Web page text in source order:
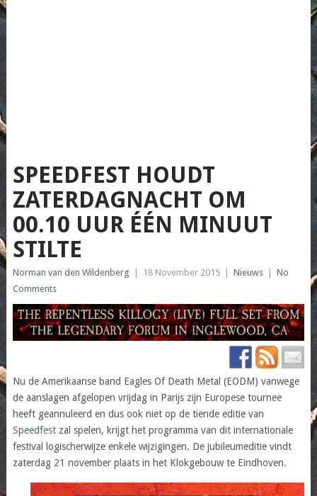
SPEEDFEST HOUDT
ZATERDAGNACHT OM
00.10 UUR ÉÉN MINUUT
STILTE
Norman van den Wildenberg 18 November 2015 Nieuws
No
Comments
Nu de Amerikaanse band Eagles Of Death Metal (EODM) vanwege
de aanslagen afgelopen vrijdag in Parijs zijn Europese tournee
heeft geannuleerd en dus ook niet op de tiende editie van
Speedfest zal spelen, krijgt het programma van dit internationale
festival logischerwijze enkele wijzigingen. De jubileumeditie vindt
zaterdag 21 november plaats in het Klokgebouw te Eindhoven.